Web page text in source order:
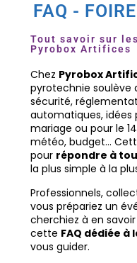
FAQ -
Tout savoir sur
Pyrobox Artifices
Chez Pyrobox
pyrotechnie soulève
sécurité,
automatiques, idées
mariage ou pour le
météo, budget…
pour répondre à
la plus simple à la
Professionnels,
vous prépariez un
cherchiez à en
cette FAQ dédiée
vous guider.